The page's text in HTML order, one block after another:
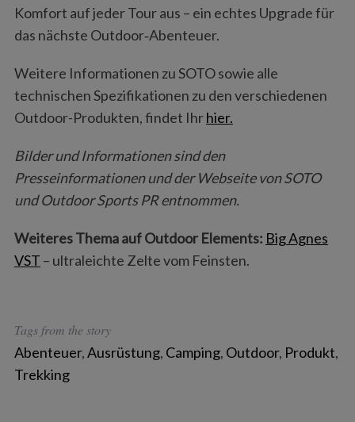
Komfort auf jeder Tour aus – ein echtes Upgrade für
das nächste Outdoor‑Abenteuer.
Weitere Informationen zu SOTO sowie alle
technischen Spezifikationen zu den verschiedenen
Outdoor-Produkten, findet Ihrhier.
Bilder und Informationen sind den
Presseinformationen und der Webseite von SOTO
und Outdoor Sports PR entnommen.
Weiteres Thema auf Outdoor Elements: Big Agnes
VST – ultraleichte Zelte vom Feinsten.
Tags from the story
Abenteuer,Ausrüstung, Camping, Outdoor, Produkt,
Trekking